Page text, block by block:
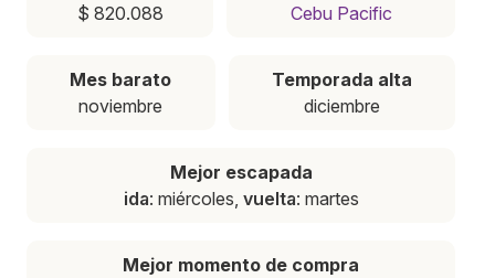
$ 820.088
Cebu Pacific
Mes barato
noviembre
Temporada alta
diciembre
Mejor escapada
ida: miércoles, vuelta: martes
Mejor momento de compra